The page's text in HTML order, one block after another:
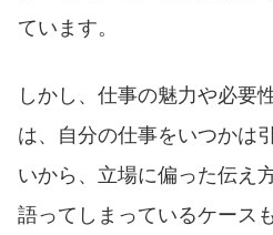
ています。
しかし、仕事の魅力や必要
は、自分の仕事をいつかは
いから、立場に偏った伝え
語ってしまっているケース